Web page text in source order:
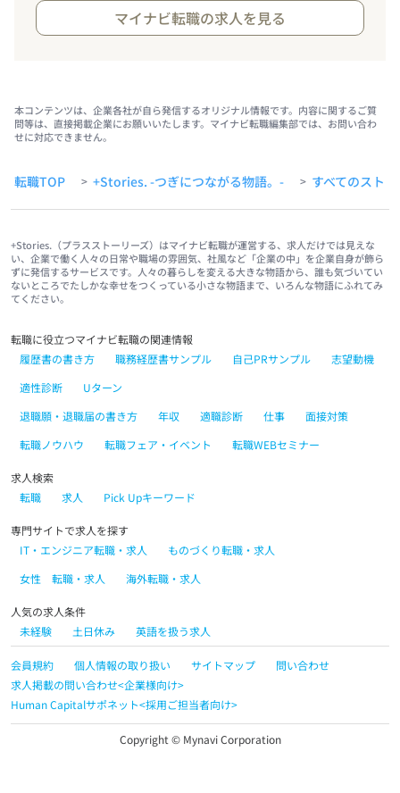
マイナビ転職の求人を見る
本コンテンツは、企業各社が自ら発信するオリジナル情報です。内容に関するご質
問等は、直接掲載企業にお願いいたします。マイナビ転職編集部では、お問い合わ
せに対応できません。
転職TOP > +Stories. -つぎにつながる物語。- > すべてのスト
+Stories.（プラスストーリーズ）はマイナビ転職が運営する、求人だけでは見えな
い、企業で働く人々の日常や職場の雰囲気、社風など「企業の中」を企業自身が飾ら
ずに発信するサービスです。人々の暮らしを変える大きな物語から、誰も気づいてい
ないところでたしかな幸せをつくっている小さな物語まで、いろんな物語にふれてみ
てください。
転職に役立つマイナビ転職の関連情報
履歴書の書き方
職務経歴書サンプル 自己PRサンプル
志望動機
適性診断
Uターン
退職願・退職届の書き方
年収 適職診断 仕事
面接対策
転職ノウハウ
転職フェア・イベント 転職WEBセミナー
求人検索
転職
求人 Pick Upキーワード
専門サイトで求人を探す
IT・エンジニア転職・求人
ものづくり転職・求人
女性 転職・求人
海外転職・求人
人気の求人条件
未経験
土日休み 英語を扱う求人
会員規約 個人情報の取り扱い サイトマップ
問い合わせ
求人掲載の問い合わせ<企業様向け>
Human Capitalサポネット<採用ご担当者向け>
Copyright © Mynavi Corporation